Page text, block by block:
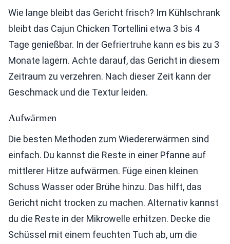
Wie lange bleibt das Gericht frisch? Im Kühlschrank
bleibt das Cajun Chicken Tortellini etwa 3 bis 4
Tage genießbar. In der Gefriertruhe kann es bis zu 3
Monate lagern. Achte darauf, das Gericht in diesem
Zeitraum zu verzehren. Nach dieser Zeit kann der
Geschmack und die Textur leiden.
Aufwärmen
Die besten Methoden zum Wiedererwärmen sind
einfach. Du kannst die Reste in einer Pfanne auf
mittlerer Hitze aufwärmen. Füge einen kleinen
Schuss Wasser oder Brühe hinzu. Das hilft, das
Gericht nicht trocken zu machen. Alternativ kannst
du die Reste in der Mikrowelle erhitzen. Decke die
Schüssel mit einem feuchten Tuch ab, um die